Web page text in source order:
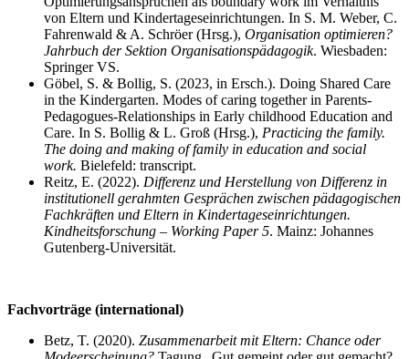
von Eltern und Kindertageseinrichtungen. In S. M. Weber, C.
Fahrenwald & A. Schröer (Hrsg.), Organisation optimieren?
Jahrbuch der Sektion Organisationspädagogik. Wiesbaden:
Springer VS.
Göbel, S. & Bollig, S. (2023, in Ersch.). Doing Shared Care
in the Kindergarten. Modes of caring together in Parents-
Pedagogues-Relationships in Early childhood Education and
Care. In S. Bollig & L. Groß (Hrsg.), Practicing the family.
The doing and making of family in education and social
work. Bielefeld: transcript.
Reitz, E. (2022). Differenz und Herstellung von Differenz in
institutionell gerahmten Gesprächen zwischen pädagogischen
Fachkräften und Eltern in Kindertageseinrichtungen.
Kindheitsforschung – Working Paper 5. Mainz: Johannes
Gutenberg-Universität.
Fachvorträge (international)
Betz, T. (2020). Zusammenarbeit mit Eltern: Chance oder